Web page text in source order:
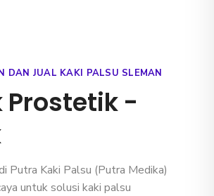
DAN JUAL KAKI PALSU SLEMAN
Prostetik -
Putra Kaki Palsu (Putra Medika)
untuk solusi kaki palsu